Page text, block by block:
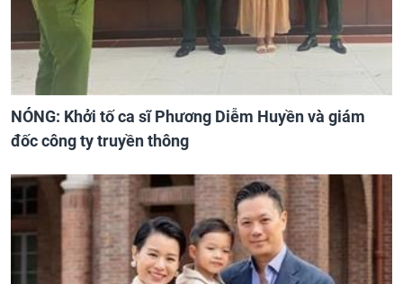
NÓNG: Khởi tố ca sĩ Phương Diễm Huyền và giám
đốc công ty truyền thông